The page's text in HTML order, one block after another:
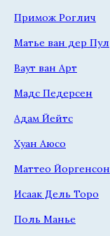
Примож Роглич
Матье ван дер Пул
Ваут ван Арт
Мадс Педерсен
Адам Йейтс
Хуан Аюсо
Маттео Йоргенсон
Исаак Дель Торо
Поль Манье